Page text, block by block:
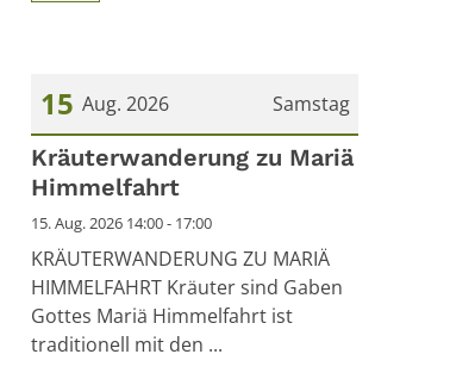
Samstag
15 Aug. 2026
Datum: 15. August 2026
Kräuterwanderung zu Mariä
Himmelfahrt
15. Aug. 2026 14:00 - 17:00
KRÄUTERWANDERUNG ZU MARIÄ
HIMMELFAHRT Kräuter sind Gaben
Gottes Mariä Himmelfahrt ist
traditionell mit den ...